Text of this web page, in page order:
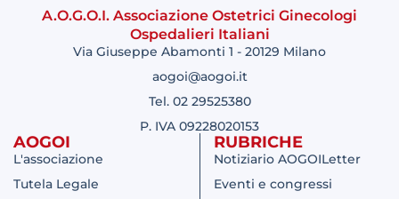
A.O.G.O.I. Associazione Ostetrici Ginecologi
Ospedalieri Italiani
Via Giuseppe Abamonti 1 - 20129 Milano
aogoi@aogoi.it
Tel. 02 29525380
P. IVA 09228020153
AOGOI
L'associazione
Tutela Legale
RUBRICHE
Notiziario AOGOILetter
Eventi e congressi